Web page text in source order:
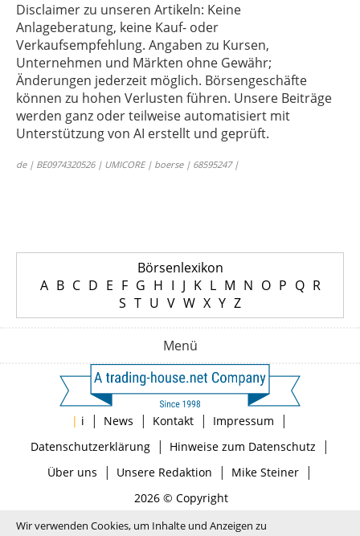
Disclaimer zu unseren Artikeln: Keine
Anlageberatung, keine Kauf- oder
Verkaufsempfehlung. Angaben zu Kursen,
Unternehmen und Märkten ohne Gewähr;
Änderungen jederzeit möglich. Börsengeschäfte
können zu hohen Verlusten führen. Unsere Beiträge
werden ganz oder teilweise automatisiert mit
Unterstützung von AI erstellt und geprüft.
de | BE0974320526 | UMICORE | boerse | 68595247 |
Börsenlexikon
A B C D E F G H I J K L M N O P Q R
S T U V W X Y Z
Menü
| i | News | Kontakt | Impressum |
Datenschutzerklärung| Hinweise zum Datenschutz |
Über uns | Unsere Redaktion | Mike Steiner|
2026 © Copyright
Wir verwenden Cookies, um Inhalte und Anzeigen zu